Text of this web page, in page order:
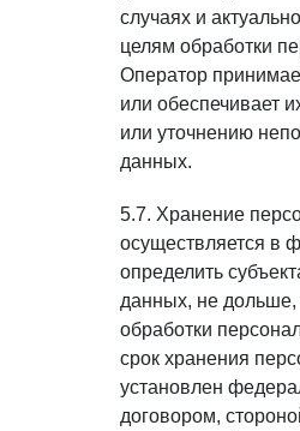
случаях и
целям обработки
Оператор
или обеспечивает
или уточнению
данных.
Хранение
осуществляется в
определить
данных, не дольше,
обработки
срок хранения
установлен
договором,